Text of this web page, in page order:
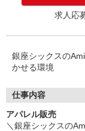
求人応
銀座シックスの
かせる環境
仕事内容
アパレル販売
＼銀座シックスの